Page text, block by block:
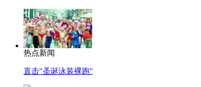
热点新闻
直击"圣诞泳装裸跑"